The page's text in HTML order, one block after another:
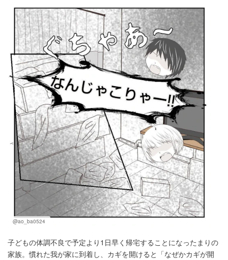
@ao_ba0524
子どもの体調不良で予定より1日早く帰宅することになったまりの
家族。慣れた我が家に到着し、カギを開けると「なぜかカギが開